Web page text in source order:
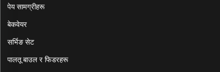
पेय सामग्रीहरू
बेकवेयर
सर्भिङ सेट
पालतू बाउल र फिडरहरू